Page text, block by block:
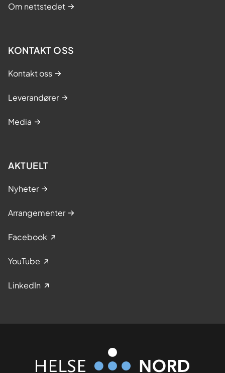
Om nettstedet
KONTAKT OSS
Kontakt oss
Leverandører
Media
AKTUELT
Nyheter
Arrangementer
Facebook
YouTube
LinkedIn